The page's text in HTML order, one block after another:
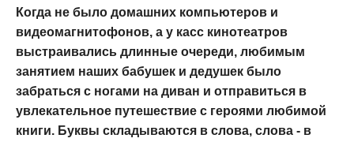
Когда не было домашних компьютеров и
видеомагнитофонов, а у касс кинотеатров
выстраивались длинные очереди, любимым
занятием наших бабушек и дедушек было
забраться с ногами на диван и отправиться в
увлекательное путешествие с героями любимой
книги. Буквы складываются в слова, слова - в